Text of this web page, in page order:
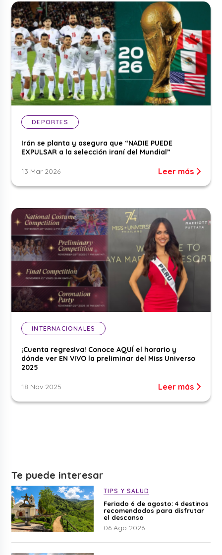
DEPORTES
Irán se planta y asegura que “NADIE PUEDE
EXPULSAR a la selección iraní del Mundial”
13 Mar 2026 Leer más
INTERNACIONALES
¡Cuenta regresiva! Conoce AQUÍ el horario y
dónde ver EN VIVO la preliminar del Miss Universo
2025
18 Nov 2025 Leer más
Te puede interesar
TIPS Y SALUD
Feriado 6 de agosto: 4 destinos
recomendados para disfrutar
el descanso
06 Ago 2026